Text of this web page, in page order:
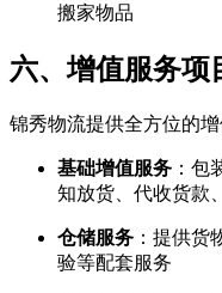
搬家物品
六、增值服务项
锦秀物流提供全方位的
基础增值服务 ：包
知放货、代收货款
仓储服务 ：提供货
验等配套服务